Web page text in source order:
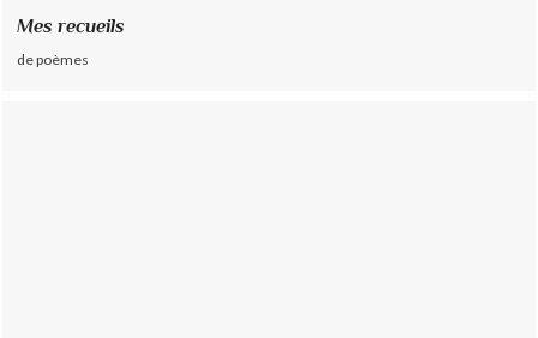
Mes recueils
de poèmes